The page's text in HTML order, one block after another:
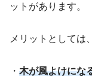
ットがあります。
メリットとしては、
・ 木が風よけにな